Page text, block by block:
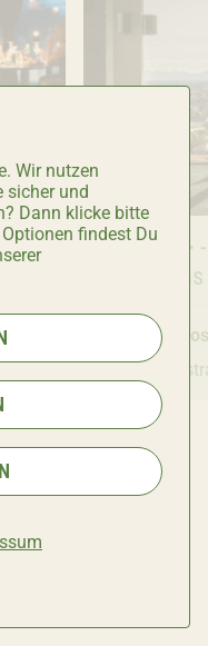
OTTO·25·
Wir nutzen
sicher und
Dann klicke bitte
findest Du